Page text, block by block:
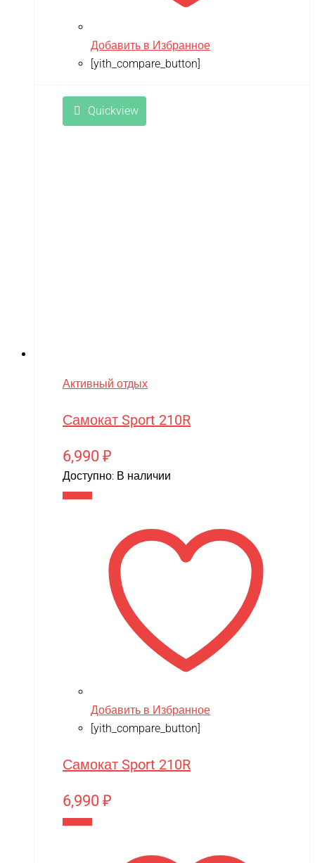
Добавить в Избранное
[yith_compare_button]
Quickview
Активный отдых
Самокат Sport 210R
6,990 ₽
Доступно: В наличии
Добавить в Избранное
[yith_compare_button]
Самокат Sport 210R
6,990 ₽